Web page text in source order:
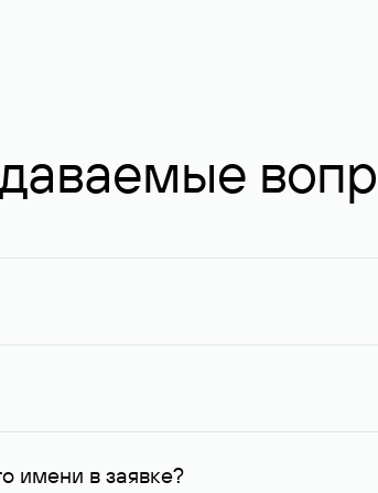
и у других регистраторов. Для доменов,
доступные Руцентру.
имени в заявке?